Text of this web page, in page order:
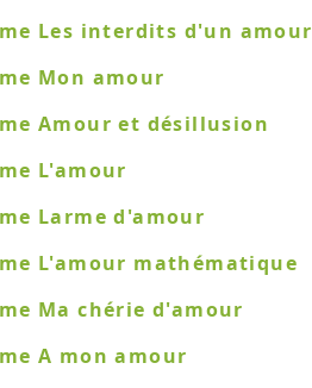
Les interdits d'un amour
Mon amour
Amour et désillusion
L'amour
Larme d'amour
L'amour mathématique
Ma chérie d'amour
A mon amour